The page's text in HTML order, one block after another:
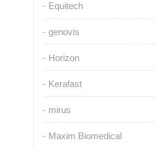
Equitech
genovis
Horizon
Kerafast
mirus
Maxim Biomedical